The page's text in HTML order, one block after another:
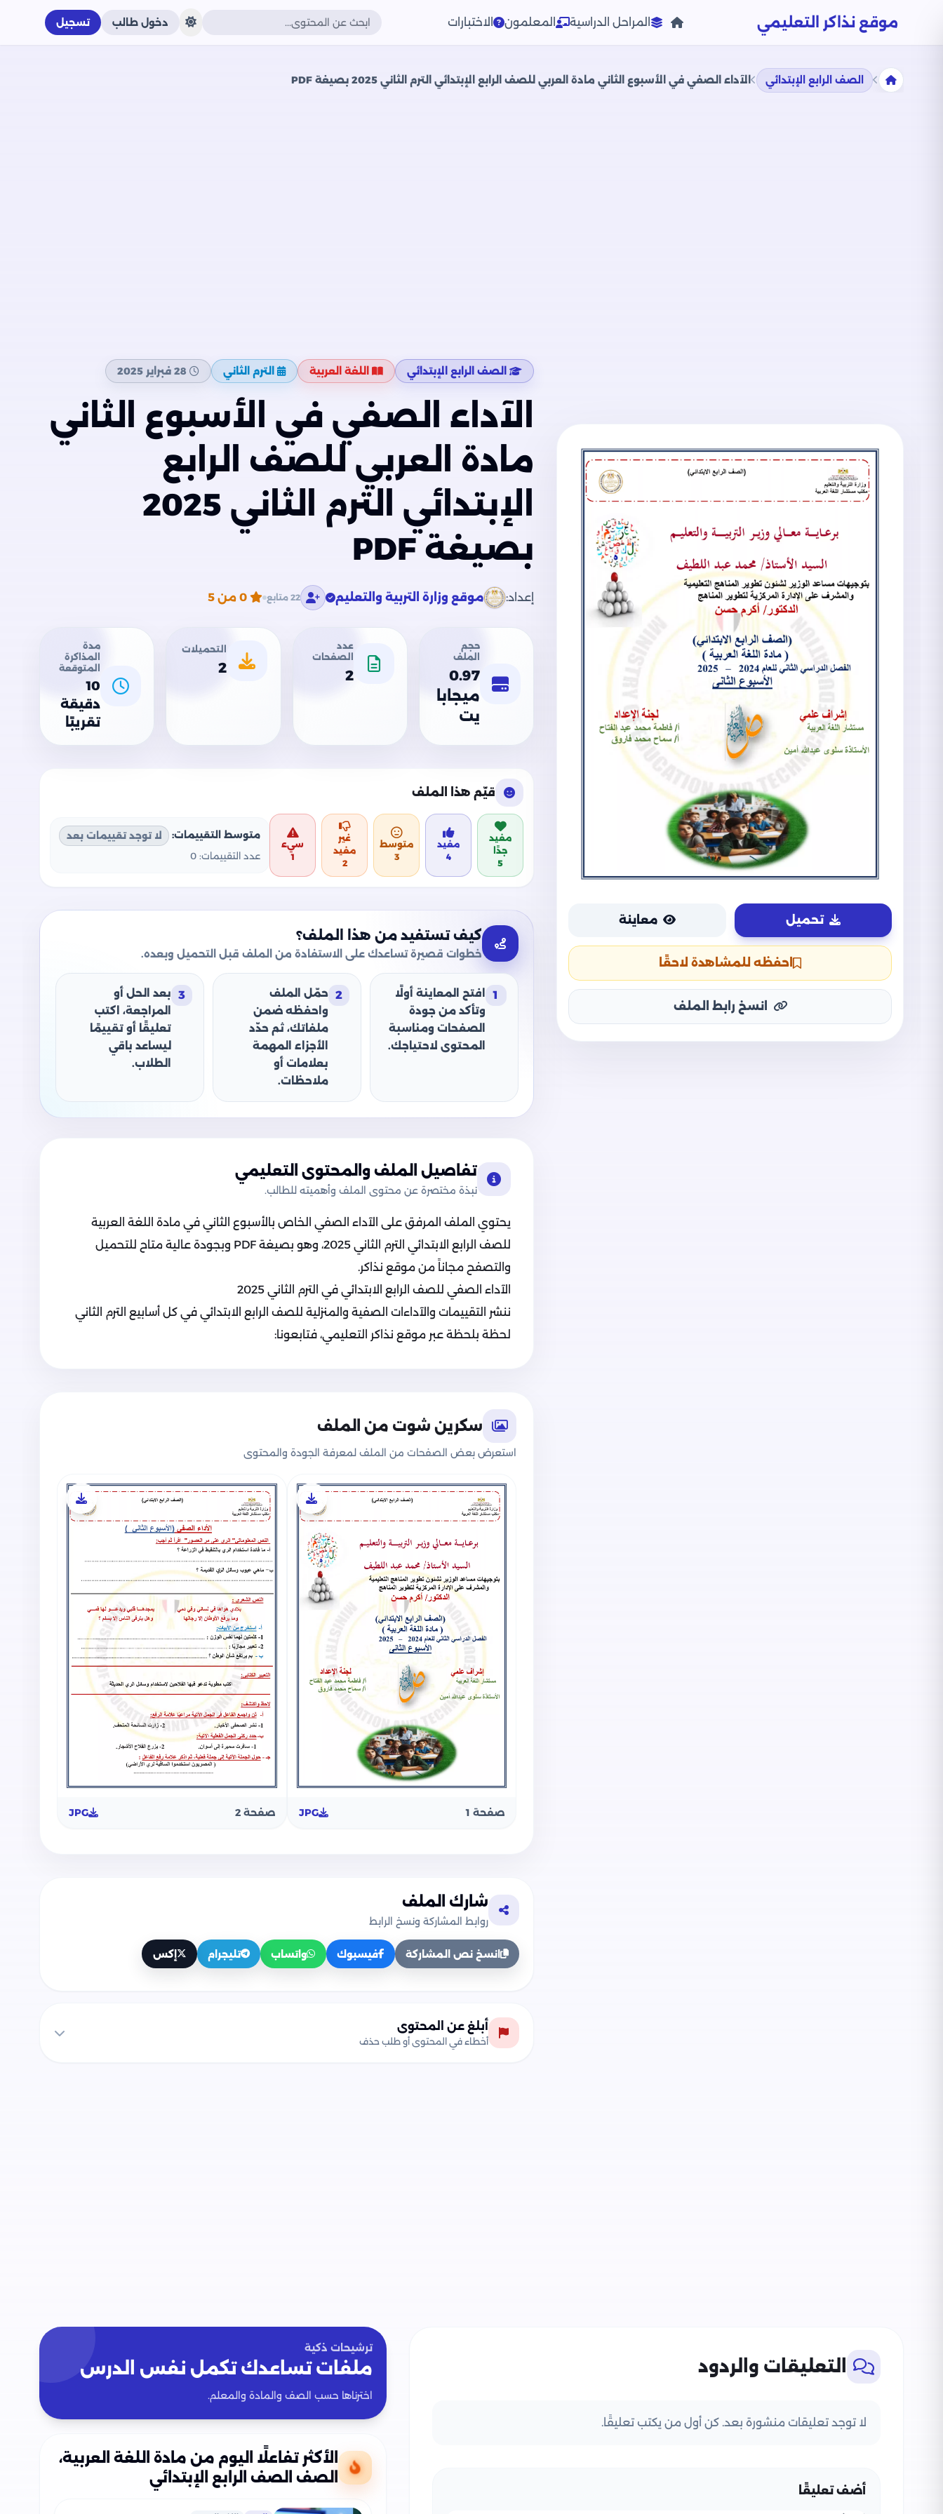
موقع نذاكر التعليمي المراحل الدراسية المعلمون الاختبارات دخول طالب تسجيل
الصف الرابع الإبتدائي الآداء الصفي في الأسبوع الثاني مادة العربي للصف الرابع الإبتدائي الترم الثاني 2025 بصيغة PDF
تحميل معاينة
احفظه للمشاهدة لاحقًا
انسخ رابط الملف
الصف الرابع الإبتدائي اللغة العربية الترم الثاني 28 فبراير 2025
الآداء الصفي في الأسبوع الثاني
مادة العربي للصف الرابع
الإبتدائي الترم الثاني 2025
بصيغة PDF
إعداد: موقع وزارة التربية والتعليم 22 متابع 0من 5
حجم
الملف
0.97
ميجابا
يت
عدد
الصفحات
2
التحميلات
2
مدة
المذاكرة
المتوقعة
10
دقيقة
تقريبًا
قيّم هذا الملف
مفيد
جدًا
5
مفيد
4
متوسط
3
غير
مفيد
2
سيء
1
متوسط التقييمات:
لا توجد تقييمات بعد
عدد التقييمات: 0
كيف تستفيد من هذا الملف؟
خطوات قصيرة تساعدك على الاستفادة من الملف قبل التحميل وبعده.
1
افتح المعاينة أولًا
وتأكد من جودة
الصفحات ومناسبة
المحتوى لاحتياجك.
2 حمّل الملف
واحفظه ضمن
ملفاتك، ثم حدّد
الأجزاء المهمة
بعلامات أو
ملاحظات.
3
بعد الحل أو
المراجعة، اكتب
تعليقًا أو تقييمًا
ليساعد باقي
الطلاب.
تفاصيل الملف والمحتوى التعليمي
نبذة مختصرة عن محتوى الملف وأهميته للطالب.
يحتوي الملف المرفق على الآداء الصفي الخاص بالأسبوع الثاني في مادة اللغة العربية
للصف الرابع الابتدائي الترم الثاني 2025، وهو بصيغة PDF وبجودة عالية متاح للتحميل
والتصفح مجاناً من موقع نذاكر.
الآداء الصفي للصف الرابع الابتدائي في الترم الثاني 2025
ننشر التقييمات والآداءات الصفية والمنزلية للصف الرابع الابتدائي في كل أسابيع الترم الثاني
لحظة بلحظة عبر موقع نذاكر التعليمي، فتابعونا:
سكرين شوت من الملف
استعرض بعض الصفحات من الملف لمعرفة الجودة والمحتوى
صفحة 1 JPG صفحة 2 JPG
شارك الملف
روابط المشاركة ونسخ الرابط
انسخ نص المشاركة فيسبوك واتساب تليجرام إكس
أبلغ عن المحتوى
أخطاء في المحتوى أو طلب حذف
التعليقات والردود
لا توجد تعليقات منشورة بعد. كن أول من يكتب تعليقًا.
أضف تعليقًا
ترشيحات ذكية
ملفات تساعدك تكمل نفس الدرس
اخترناها حسب الصف والمادة والمعلم.
الأكثر تفاعلًا اليوم من مادة اللغة العربية،
الصف الصف الرابع الإبتدائي